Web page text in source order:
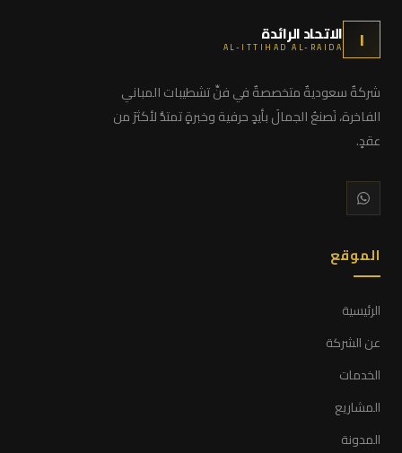
ا الاتحاد الرائدة
AL-ITTIHAD AL-RAIDA
شركةٌ سعوديةٌ متخصصةٌ في فنِّ تشطيبات المباني
الفاخرة، نَصنعُ الجمالَ بأيدٍ حرفية وخبرةٍ تمتدُّ لأكثرَ من
عقدٍ.
الموقع
الرئيسية
عن الشركة
الخدمات
المشاريع
المدونة